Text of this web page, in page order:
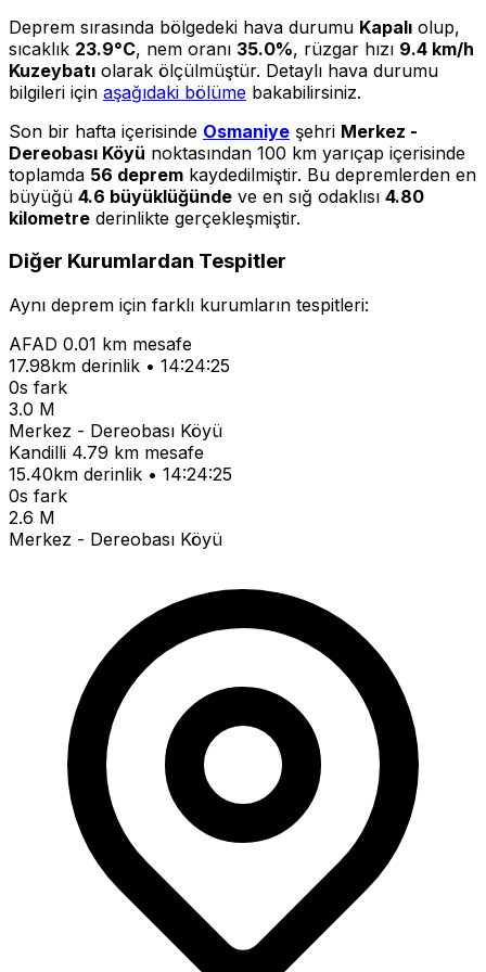
Deprem sırasında bölgedeki hava durumu Kapalı olup,
sıcaklık 23.9°C, nem oranı 35.0%, rüzgar hızı 9.4 km/h
Kuzeybatı olarak ölçülmüştür. Detaylı hava durumu
bilgileri için aşağıdaki bölüme bakabilirsiniz.
Son bir hafta içerisinde Osmaniye şehri Merkez -
Dereobası Köyü noktasından 100 km yarıçap içerisinde
toplamda 56 deprem kaydedilmiştir. Bu depremlerden en
büyüğü 4.6 büyüklüğünde ve en sığ odaklısı 4.80
kilometre derinlikte gerçekleşmiştir.
Diğer Kurumlardan Tespitler
Aynı deprem için farklı kurumların tespitleri:
AFAD 0.01 km mesafe
17.98km derinlik • 14:24:25
0s fark
3.0 M
Merkez - Dereobası Köyü
Kandilli 4.79 km mesafe
15.40km derinlik • 14:24:25
0s fark
2.6 M
Merkez - Dereobası Köyü